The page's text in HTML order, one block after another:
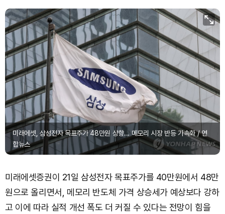
미래에셋, 삼성전자 목표주가 48만원 상향... 메모리 시장 반등 가속화 / 연
합뉴스
미래에셋증권이 21일 삼성전자 목표주가를 40만원에서 48만
원으로 올리면서, 메모리 반도체 가격 상승세가 예상보다 강하
고 이에 따라 실적 개선 폭도 더 커질 수 있다는 전망이 힘을